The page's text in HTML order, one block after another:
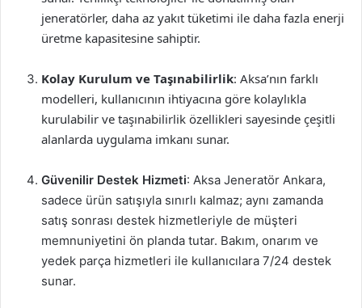
jeneratörler, daha az yakıt tüketimi ile daha fazla enerji
üretme kapasitesine sahiptir.
Kolay Kurulum ve Taşınabilirlik: Aksa’nın farklı
modelleri, kullanıcının ihtiyacına göre kolaylıkla
kurulabilir ve taşınabilirlik özellikleri sayesinde çeşitli
alanlarda uygulama imkanı sunar.
Güvenilir Destek Hizmeti: Aksa Jeneratör Ankara,
sadece ürün satışıyla sınırlı kalmaz; aynı zamanda
satış sonrası destek hizmetleriyle de müşteri
memnuniyetini ön planda tutar. Bakım, onarım ve
yedek parça hizmetleri ile kullanıcılara 7/24 destek
sunar.